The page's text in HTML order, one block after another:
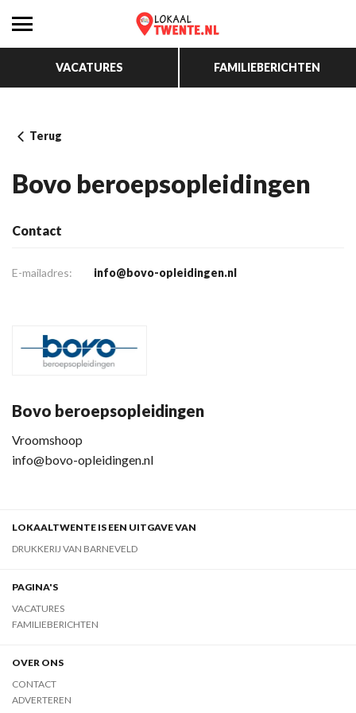
VACATURES FAMILIEBERICHTEN
Terug
Bovo beroepsopleidingen
Contact
E-mailadres: info@bovo-opleidingen.nl
Bovo beroepsopleidingen
Vroomshoop
info@bovo-opleidingen.nl
LOKAALTWENTE IS EEN UITGAVE VAN
DRUKKERIJ VAN BARNEVELD
PAGINA'S
VACATURES
FAMILIEBERICHTEN
OVER ONS
CONTACT
ADVERTEREN